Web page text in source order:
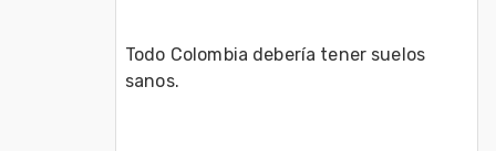
Todo Colombia debería tener suelos
sanos.